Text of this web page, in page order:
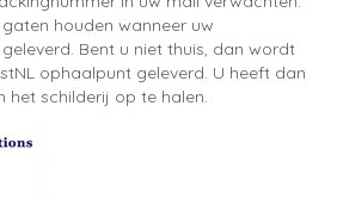
houden wanneer uw
Bent u niet thuis, dan wordt
ophaalpunt geleverd. U heeft dan
het schilderij op te halen.